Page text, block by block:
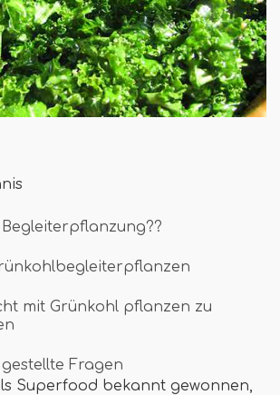
Begleiterpflanzung??
mit Grünkohl pflanzen zu
Fragen
Superfood bekannt gewonnen,